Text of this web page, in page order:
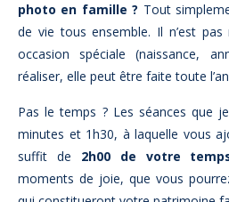
photo en famille ? Tout
de vie tous ensemble. Il n’est pas
occasion spéciale (naissance,
réaliser, elle peut être faite toute
Pas le temps ? Les séances que
minutes et 1h30, à laquelle vous
suffit de 2h00 de votre
moments de joie, que vous